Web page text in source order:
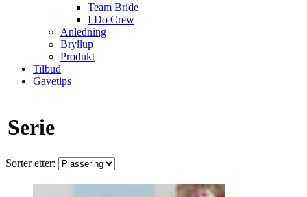
Team Bride
I Do Crew
Anledning
Bryllup
Produkt
Tilbud
Gavetips
Serie
Sorter etter: